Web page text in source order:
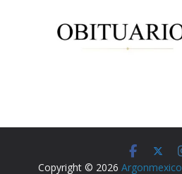
Copyright © 2026 Argonmexico